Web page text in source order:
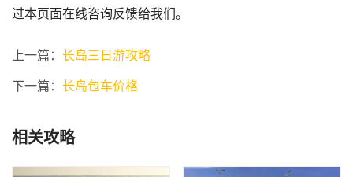
过本页面在线咨询反馈给我们。
上一篇： 长岛三日游攻略
下一篇： 长岛包车价格
相关攻略